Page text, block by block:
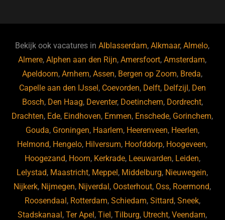
b
o
o
k
ky dI
n
Bekijk ook vacatures inAlblasserdam,Alkmaar,Almelo,
Almere,Alphen aan den Rijn,Amersfoort,Amsterdam,
Apeldoorn,Arnhem,Assen, Bergen op Zoom, Breda,
Capelle aan den IJssel , Coevorden, Delft, Delfzijl , Den
Bosch, Den Haag, Deventer, Doetinchem, Dordrecht,
Drachten, Ede, Eindhoven, Emmen, Enschede, Gorinchem,
Gouda, Groningen, Haarlem, Heerenveen, Heerlen,
Helmond, Hengelo, Hilversum, Hoofddorp, Hoogeveen,
Hoogezand, Hoorn, Kerkrade, Leeuwarden, Leiden,
Lelystad, Maastricht, Meppel , Middelburg, Nieuwegein,
Nijkerk, Nijmegen, Nijverdal , Oosterhout, Oss, Roermond,
Roosendaal , Rotterdam, Schiedam, Sittard, Sneek,
Stadskanaal ,Ter Apel ,Tiel ,Tilburg, Utrecht,Veendam,